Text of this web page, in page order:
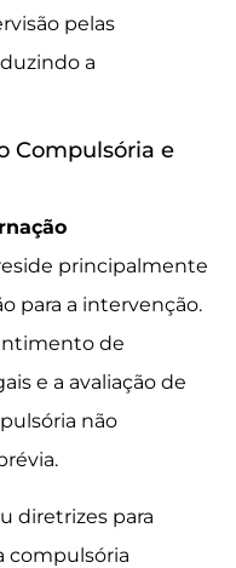
pelas
a
Compulsória e
principalmente
para a intervenção.
de
e a avaliação de
não
diretrizes para
compulsória